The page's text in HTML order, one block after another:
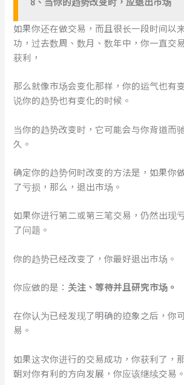
如果你还在做交易，而且很长一段时间以
功，过去数周、数月、数年中，你一直交
获利，
那么就像市场会变化那样，你的运气也有
说你的趋势也有变化的时候。
当你的趋势改变时，它可能会与你背道而
久。
确定你的趋势何时改变的方法是，如果你
了亏损，那么，退出市场。
如果你进行第二或第三笔交易，仍然出现
了问题。
你的趋势已经改变了，你最好退出市场。
你应做的是： 关注、等待并且研究市场。
在你认为已经发现了明确的迹象之后，你
易。
如果这次你进行的交易成功，你获利了，
朝对你有利的方向发展，你应该继续交易。